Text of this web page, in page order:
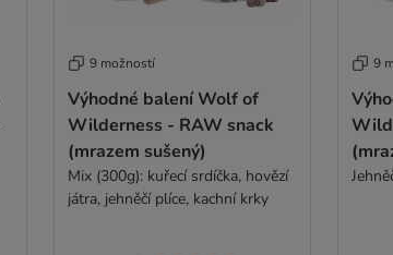
9 možností
Výhodné balení Wolf of
Wilderness - RAW snack
(mrazem sušený)
Mix (300g): kuřecí srdíčka, hovězí
játra, jehněčí plíce, kachní krky
9